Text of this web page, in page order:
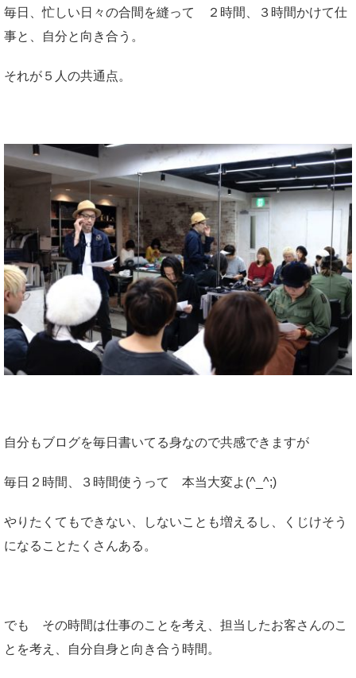
毎日、忙しい日々の合間を縫って ２時間、３時間かけて仕
事と、自分と向き合う。
それが５人の共通点。
自分もブログを毎日書いてる身なので共感できますが
毎日２時間、３時間使うって 本当大変よ(^_^;)
やりたくてもできない、しないことも増えるし、くじけそう
になることたくさんある。
でも その時間は仕事のことを考え、担当したお客さんのこ
とを考え、自分自身と向き合う時間。